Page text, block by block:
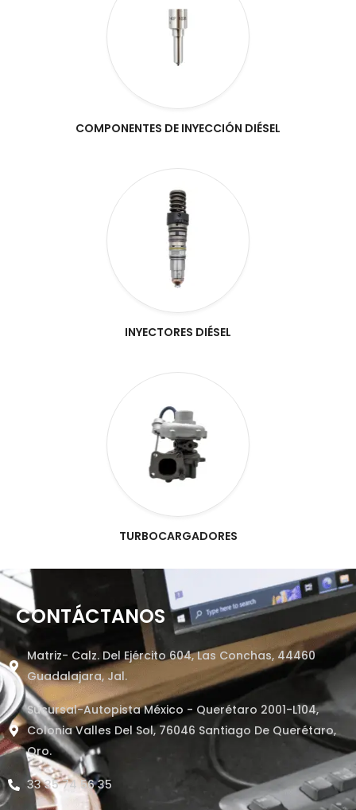
COMPONENTES DE INYECCIÓN DIÉSEL
INYECTORES DIÉSEL
TURBOCARGADORES
CONTÁCTANOS
Matriz- Calz. Del Ejército 604, Las Conchas, 44460
Guadalajara, Jal.
Sucursal-Autopista México - Querétaro 2001-L104,
Colonia Valles Del Sol, 76046 Santiago De Querétaro,
Qro.
33 35 74 56 35